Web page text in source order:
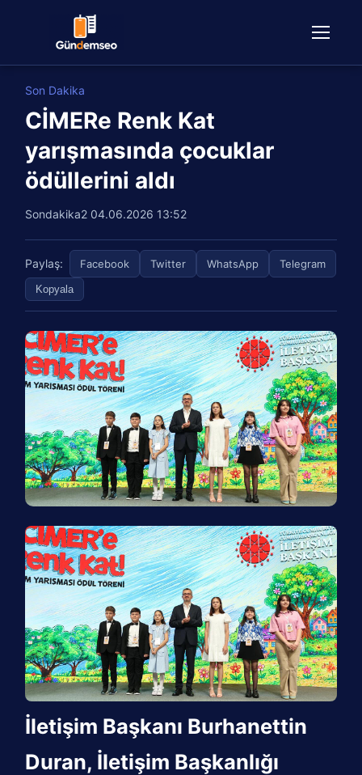
Son Dakika
CİMERe Renk Kat
yarışmasında çocuklar
ödüllerini aldı
Sondakika2 04.06.2026 13:52
Paylaş: Facebook Twitter WhatsApp Telegram
Kopyala
İletişim Başkanı Burhanettin
Duran, İletişim Başkanlığı